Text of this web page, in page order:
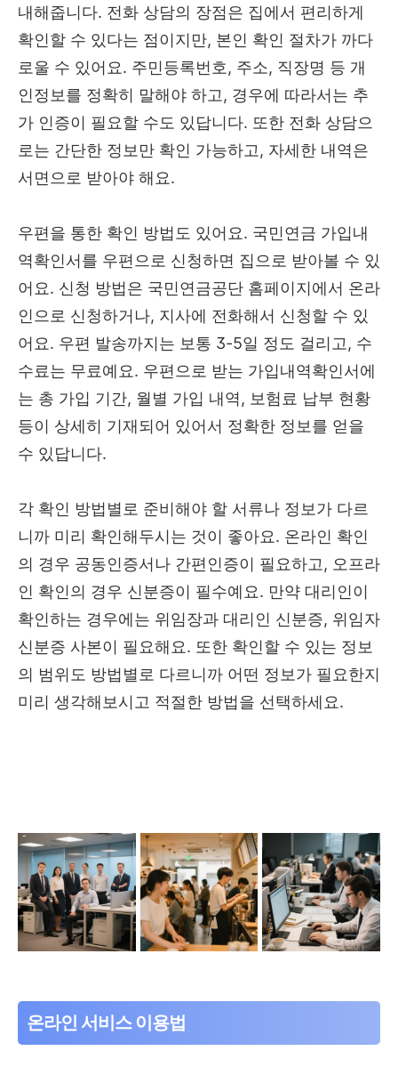
내해줍니다. 전화 상담의 장점은 집에서 편리하게
확인할 수 있다는 점이지만, 본인 확인 절차가 까다
로울 수 있어요. 주민등록번호, 주소, 직장명 등 개
인정보를 정확히 말해야 하고, 경우에 따라서는 추
가 인증이 필요할 수도 있답니다. 또한 전화 상담으
로는 간단한 정보만 확인 가능하고, 자세한 내역은
서면으로 받아야 해요.
우편을 통한 확인 방법도 있어요. 국민연금 가입내
역확인서를 우편으로 신청하면 집으로 받아볼 수 있
어요. 신청 방법은 국민연금공단 홈페이지에서 온라
인으로 신청하거나, 지사에 전화해서 신청할 수 있
어요. 우편 발송까지는 보통 3-5일 정도 걸리고, 수
수료는 무료예요. 우편으로 받는 가입내역확인서에
는 총 가입 기간, 월별 가입 내역, 보험료 납부 현황
등이 상세히 기재되어 있어서 정확한 정보를 얻을
수 있답니다.
각 확인 방법별로 준비해야 할 서류나 정보가 다르
니까 미리 확인해두시는 것이 좋아요. 온라인 확인
의 경우 공동인증서나 간편인증이 필요하고, 오프라
인 확인의 경우 신분증이 필수예요. 만약 대리인이
확인하는 경우에는 위임장과 대리인 신분증, 위임자
신분증 사본이 필요해요. 또한 확인할 수 있는 정보
의 범위도 방법별로 다르니까 어떤 정보가 필요한지
미리 생각해보시고 적절한 방법을 선택하세요.
온라인 서비스 이용법